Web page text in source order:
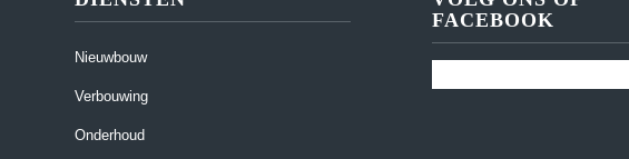
Nieuwbouw
Verbouwing
Onderhoud
FACEBOOK